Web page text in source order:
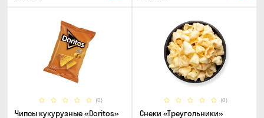
(0)
Чипсы кукурузные «Doritos»
(0)
Снеки «Треугольники»